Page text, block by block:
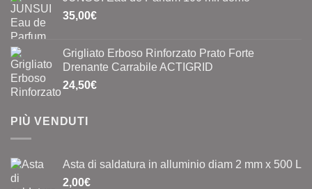
35,00€
Grigliato Erboso Rinforzato Prato Forte
Drenante Carrabile ACTIGRID
24,50€
PIÙ VENDUTI
Asta di saldatura in alluminio diam 2 mm x 500 L
2,00€